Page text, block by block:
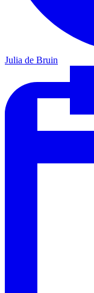
Julia de Bruin